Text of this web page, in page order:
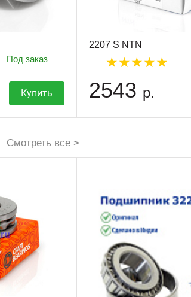
Под заказ
Купить
2207 S NTN
2543 р.
Смотреть все >